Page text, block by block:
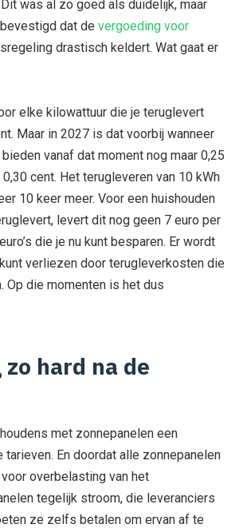
was al zo goed als duidelijk, maar
dat de vergoeding voor
drastisch keldert. Wat gaat er
elke kilowattuur die je teruglevert
Maar in 2027 is dat voorbij wanneer
vanaf dat moment nog maar 0,25
cent. Het terugleveren van 10 kWh
10 keer meer. Voor een huishouden
levert dit nog geen 7 euro per
die je nu kunt besparen. Er wordt
verliezen door terugleverkosten die
Op die momenten is het dus
hard na de
met zonnepanelen een
En doordat alle zonnepanelen
overbelasting van het
tegelijk stroom, die leveranciers
ze zelfs betalen om ervan af te